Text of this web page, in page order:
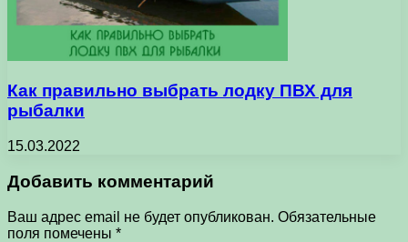
Как правильно выбрать лодку ПВХ для
рыбалки
15.03.2022
Добавить комментарий
Ваш адрес email не будет опубликован. Обязательные
поля помечены *